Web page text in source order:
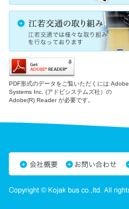
PDF形式のデータをご覧いただくには Adobe
Systems Inc. (アドビシステムズ社）の
Adobe(R) Reader が必要です。